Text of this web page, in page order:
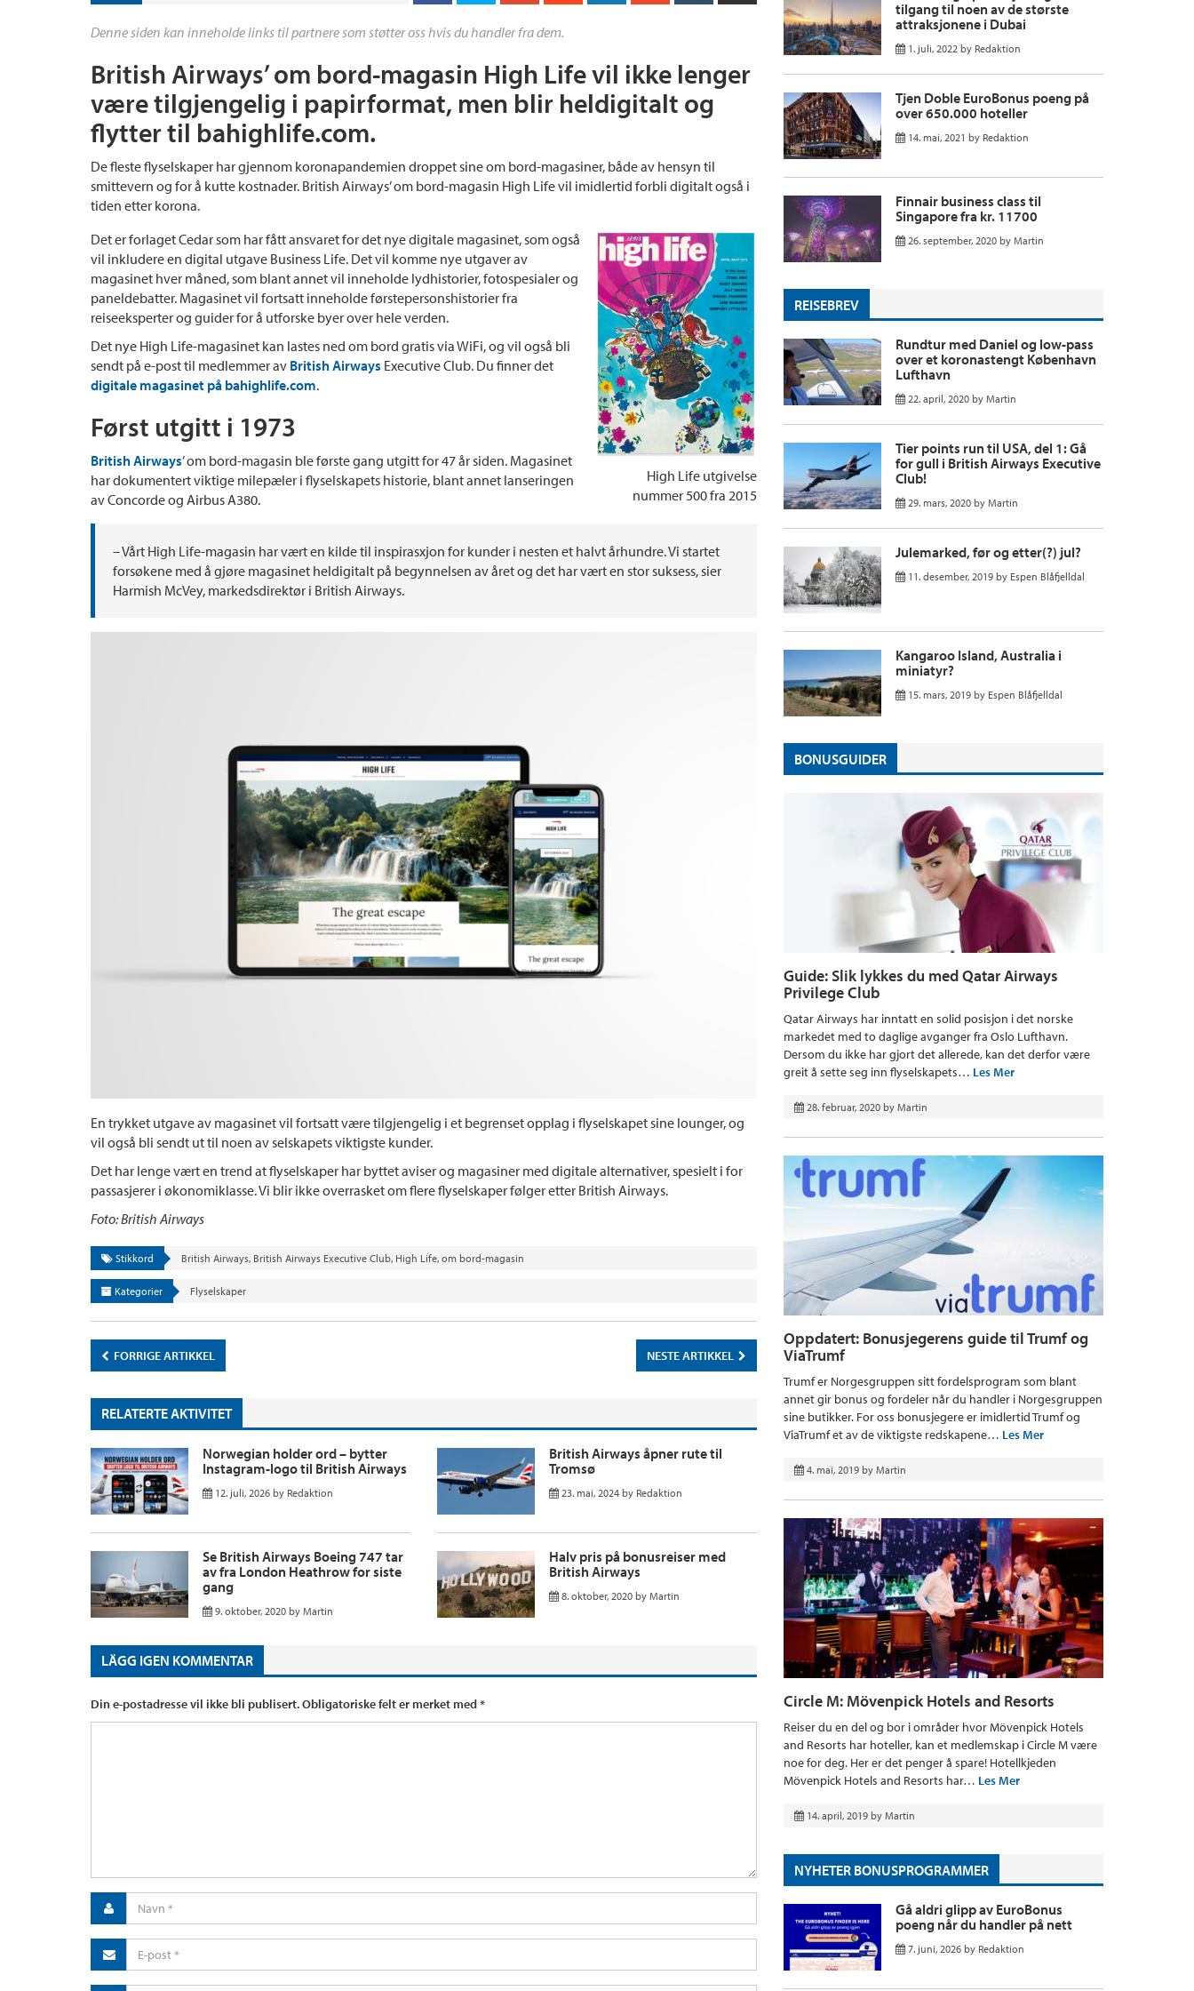
Denne siden kan inneholde links til partnere som støtter oss hvis du handler fra dem.
British Airways’ om bord-magasin High Life vil ikke lenger
være tilgjengelig i papirformat, men blir heldigitalt og
flytter til bahighlife.com.
De fleste flyselskaper har gjennom koronapandemien droppet sine om bord-magasiner, både av hensyn til
smittevern og for å kutte kostnader. British Airways’ om bord-magasin High Life vil imidlertid forbli digitalt også i
tiden etter korona.
High Life utgivelse
nummer 500 fra 2015
Det er forlaget Cedar som har fått ansvaret for det nye digitale magasinet, som også
vil inkludere en digital utgave Business Life. Det vil komme nye utgaver av
magasinet hver måned, som blant annet vil inneholde lydhistorier, fotospesialer og
paneldebatter. Magasinet vil fortsatt inneholde førstepersonshistorier fra
reiseeksperter og guider for å utforske byer over hele verden.
Det nye High Life-magasinet kan lastes ned om bord gratis via WiFi, og vil også bli
sendt på e-post til medlemmer av British Airways Executive Club. Du finner det
digitale magasinet på bahighlife.com.
Først utgitt i 1973
British Airways’ om bord-magasin ble første gang utgitt for 47 år siden. Magasinet
har dokumentert viktige milepæler i flyselskapets historie, blant annet lanseringen
av Concorde og Airbus A380.
– Vårt High Life-magasin har vært en kilde til inspirasxjon for kunder i nesten et halvt århundre. Vi startet
forsøkene med å gjøre magasinet heldigitalt på begynnelsen av året og det har vært en stor suksess, sier
Harmish McVey, markedsdirektør i British Airways.
En trykket utgave av magasinet vil fortsatt være tilgjengelig i et begrenset opplag i flyselskapet sine lounger, og
vil også bli sendt ut til noen av selskapets viktigste kunder.
Det har lenge vært en trend at flyselskaper har byttet aviser og magasiner med digitale alternativer, spesielt i for
passasjerer i økonomiklasse. Vi blir ikke overrasket om flere flyselskaper følger etter British Airways.
Foto: British Airways
Stikkord British Airways, British Airways Executive Club, High Life, om bord-magasin
Kategorier Flyselskaper
FORRIGE ARTIKKEL NESTE ARTIKKEL
RELATERTE AKTIVITET
Norwegian holder ord – bytter
Instagram-logo til British Airways
12. juli, 2026 by Redaktion
British Airways åpner rute til
Tromsø
23. mai, 2024 by Redaktion
Se British Airways Boeing 747 tar
av fra London Heathrow for siste
gang
9. oktober, 2020 by Martin
Halv pris på bonusreiser med
British Airways
8. oktober, 2020 by Martin
LÄGG IGEN KOMMENTAR
Din e-postadresse vil ikke bli publisert.Obligatoriske felt er merket med*
tilgang til noen av de største
attraksjonene i Dubai
1. juli, 2022 by Redaktion
Tjen Doble EuroBonus poeng på
over 650.000 hoteller
14. mai, 2021 by Redaktion
Finnair business class til
Singapore fra kr. 11700
26. september, 2020 by Martin
REISEBREV
Rundtur med Daniel og low-pass
over et koronastengt København
Lufthavn
22. april, 2020 by Martin
Tier points run til USA, del 1: Gå
for gull i British Airways Executive
Club!
29. mars, 2020 by Martin
Julemarked, før og etter(?) jul?
11. desember, 2019 by Espen Blåfjelldal
Kangaroo Island, Australia i
miniatyr?
15. mars, 2019 by Espen Blåfjelldal
BONUSGUIDER
Guide: Slik lykkes du med Qatar Airways
Privilege Club
Qatar Airways har inntatt en solid posisjon i det norske
markedet med to daglige avganger fra Oslo Lufthavn.
Dersom du ikke har gjort det allerede, kan det derfor være
greit å sette seg inn flyselskapets… Les Mer
28. februar, 2020 by Martin
Oppdatert: Bonusjegerens guide til Trumf og
ViaTrumf
Trumf er Norgesgruppen sitt fordelsprogram som blant
annet gir bonus og fordeler når du handler i Norgesgruppen
sine butikker. For oss bonusjegere er imidlertid Trumf og
ViaTrumf et av de viktigste redskapene… Les Mer
4. mai, 2019 by Martin
Circle M: Mövenpick Hotels and Resorts
Reiser du en del og bor i områder hvor Mövenpick Hotels
and Resorts har hoteller, kan et medlemskap i Circle M være
noe for deg. Her er det penger å spare! Hotellkjeden
Mövenpick Hotels and Resorts har… Les Mer
14. april, 2019 by Martin
NYHETER BONUSPROGRAMMER
Gå aldri glipp av EuroBonus
poeng når du handler på nett
7. juni, 2026 by Redaktion